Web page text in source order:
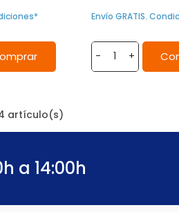
Envío GRATIS.
- +
artículo(s)
a 14:00h